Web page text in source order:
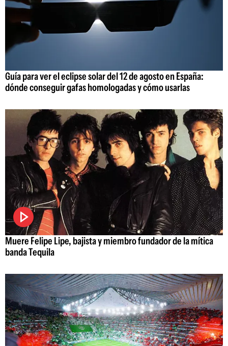
Guía para ver el eclipse solar del 12 de agosto en España:
dónde conseguir gafas homologadas y cómo usarlas
Muere Felipe Lipe, bajista y miembro fundador de la mítica
banda Tequila